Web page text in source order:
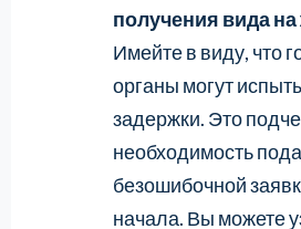
получения вида
Имейте в виду, что
органы могут
задержки. Это
необходимость
безошибочной
начала. Вы можете